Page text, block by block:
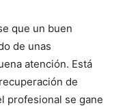
que un buen
de unas
atención. Está
de
profesional se gane